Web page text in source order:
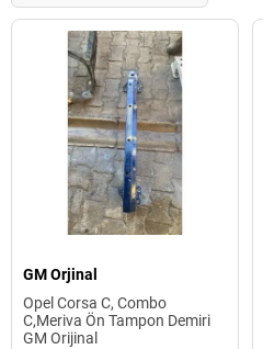
GM Orjinal
Opel Corsa C, Combo
C,Meriva Ön Tampon Demiri
GM Orijinal